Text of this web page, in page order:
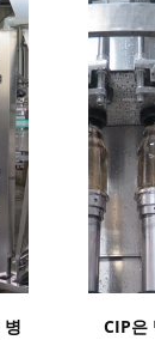
병
CIP은